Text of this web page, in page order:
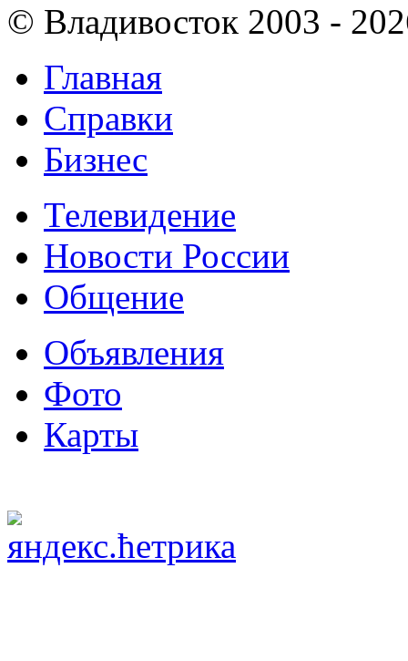
© Владивосток 2003 -
Главная
Справки
Бизнес
Телевидение
Новости России
Общение
Объявления
Фото
Карты